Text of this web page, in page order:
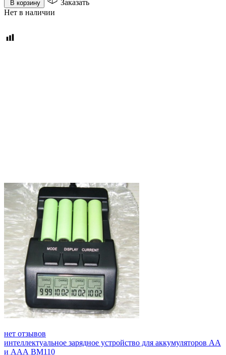
В корзину
Заказать
Нет в наличии
нет отзывов
интеллектуальное зарядное устройство для аккумуляторов АА
и ААА BM110